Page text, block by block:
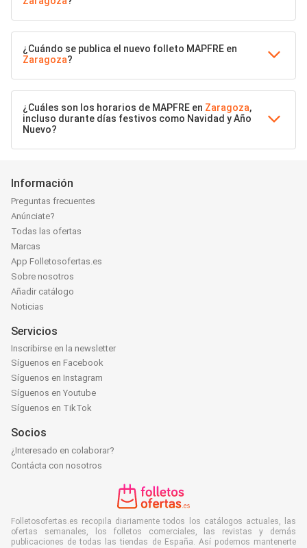
¿Cuándo se publica el nuevo folleto MAPFRE en
Zaragoza?
¿Cuáles son los horarios de MAPFRE en Zaragoza,
incluso durante días festivos como Navidad y Año
Nuevo?
Información
Preguntas frecuentes
Anúnciate?
Todas las ofertas
Marcas
App Folletosofertas.es
Sobre nosotros
Añadir catálogo
Noticias
Servicios
Inscribirse en la newsletter
Síguenos en Facebook
Síguenos en Instagram
Síguenos en Youtube
Síguenos en TikTok
Socios
¿Interesado en colaborar?
Contácta con nosotros
Folletosofertas.es recopila diariamente todos los catálogos actuales, las
ofertas semanales, los folletos comerciales, las revistas y demás
publicaciones de todas las tiendas de España. Así podemos mantenerte